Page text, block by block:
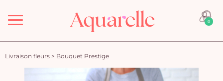
Menu 0
Livraison fleurs > Bouquet Prestige